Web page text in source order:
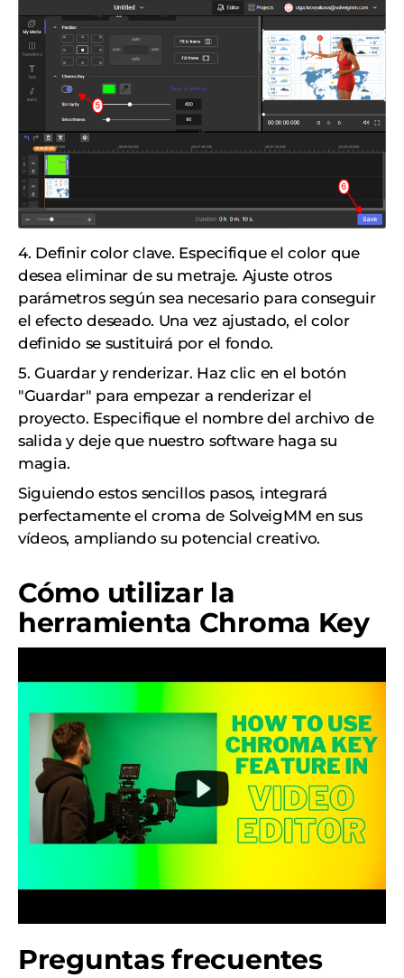
4. Definir color clave. Especifique el color que
desea eliminar de su metraje. Ajuste otros
parámetros según sea necesario para conseguir
el efecto deseado. Una vez ajustado, el color
definido se sustituirá por el fondo.
5. Guardar y renderizar. Haz clic en el botón
"Guardar" para empezar a renderizar el
proyecto. Especifique el nombre del archivo de
salida y deje que nuestro software haga su
magia.
Siguiendo estos sencillos pasos, integrará
perfectamente el croma de SolveigMM en sus
vídeos, ampliando su potencial creativo.
Cómo utilizar la
herramienta Chroma Key
Preguntas frecuentes